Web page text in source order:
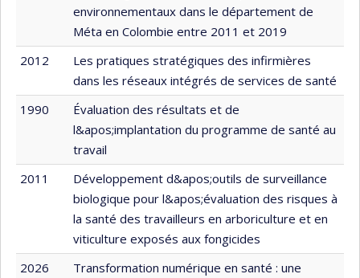
environnementaux dans le département de
Méta en Colombie entre 2011 et 2019
2012
Les pratiques stratégiques des infirmières
dans les réseaux intégrés de services de santé
1990
Évaluation des résultats et de
l&apos;implantation du programme de santé au
travail
2011
Développement d&apos;outils de surveillance
biologique pour l&apos;évaluation des risques à
la santé des travailleurs en arboriculture et en
viticulture exposés aux fongicides
2026
Transformation numérique en santé : une